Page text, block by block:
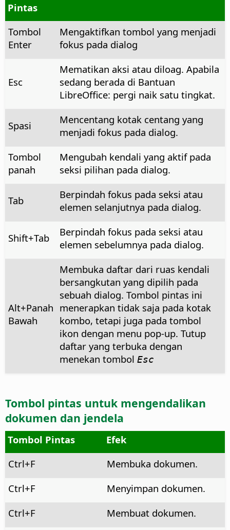
Pintas
Tombol
Enter
Mengaktifkan tombol yang menjadi
fokus pada dialog
Esc
Mematikan aksi atau diloag. Apabila
sedang berada di Bantuan
LibreOffice: pergi naik satu tingkat.
Spasi
Mencentang kotak centang yang
menjadi fokus pada dialog.
Tombol
panah
Mengubah kendali yang aktif pada
seksi pilihan pada dialog.
Tab
Berpindah fokus pada seksi atau
elemen selanjutnya pada dialog.
Shift+Tab
Berpindah fokus pada seksi atau
elemen sebelumnya pada dialog.
Alt+Panah
Bawah
Membuka daftar dari ruas kendali
bersangkutan yang dipilih pada
sebuah dialog. Tombol pintas ini
menerapkan tidak saja pada kotak
kombo, tetapi juga pada tombol
ikon dengan menu pop-up. Tutup
daftar yang terbuka dengan
menekan tombol Esc
Tombol pintas untuk mengendalikan
dokumen dan jendela
Tombol Pintas
Efek
Ctrl+F
Membuka dokumen.
Ctrl+F
Menyimpan dokumen.
Ctrl+F Membuat dokumen.